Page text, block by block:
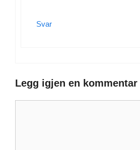
Svar
Legg igjen en kommentar